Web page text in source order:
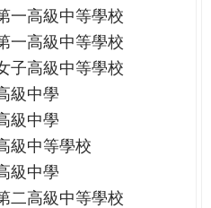
一高級中等學校
一高級中等學校
子高級中等學校
級中學
級中學
級中等學校
級中學
二高級中等學校